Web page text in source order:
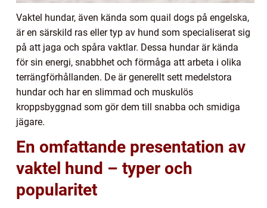
Vaktel hundar, även kända som quail dogs på engelska,
är en särskild ras eller typ av hund som specialiserat sig
på att jaga och spåra vaktlar. Dessa hundar är kända
för sin energi, snabbhet och förmåga att arbeta i olika
terrängförhållanden. De är generellt sett medelstora
hundar och har en slimmad och muskulös
kroppsbyggnad som gör dem till snabba och smidiga
jägare.
En omfattande presentation av
vaktel hund – typer och
popularitet